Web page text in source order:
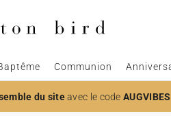
Communion
du siteavec le code AUGVIBES